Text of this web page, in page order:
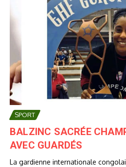
SPORT
BALZINC SACRÉE
AVEC GUARDÉS
La gardienne internationale